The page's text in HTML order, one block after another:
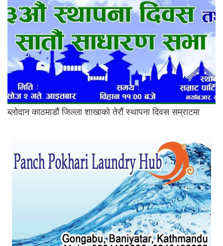
ब्लोदान काठमाडौं जिल्ला शाखाको तेरौं स्थापना दिवस सम्राटमा